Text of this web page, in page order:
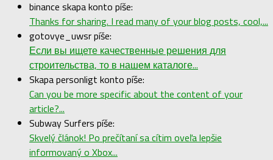
binance skapa konto píše:
Thanks for sharing. I read many of your blog posts, cool,...
gotovye_uwsr píše:
Если вы ищете качественные решения для
строительства, то в нашем каталоге...
Skapa personligt konto píše:
Can you be more specific about the content of your
article?...
Subway Surfers píše:
Skvelý článok! Po prečítaní sa cítim oveľa lepšie
informovaný o Xbox...